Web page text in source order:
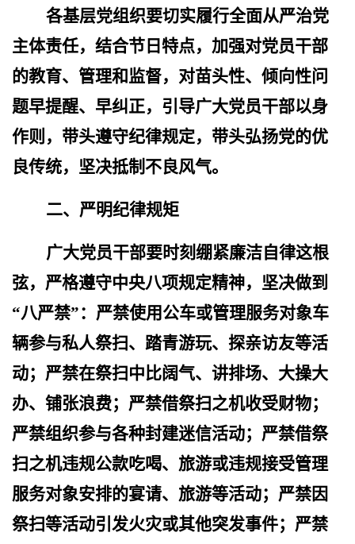
各基层党组织要切实履行全面从严治党
主体责任，结合节日特点，加强对党员干部
的教育、管理和监督，对苗头性、倾向性问
题早提醒、早纠正，引导广大党员干部以身
作则，带头遵守纪律规定，带头弘扬党的优
良传统，坚决抵制不良风气。
二、严明纪律规矩
广大党员干部要时刻绷紧廉洁自律这根
弦，严格遵守中央八项规定精神，坚决做到
“八严禁”：严禁使用公车或管理服务对象车
辆参与私人祭扫、踏青游玩、探亲访友等活
动；严禁在祭扫中比阔气、讲排场、大操大
办、铺张浪费；严禁借祭扫之机收受财物；
严禁组织参与各种封建迷信活动；严禁借祭
扫之机违规公款吃喝、旅游或违规接受管理
服务对象安排的宴请、旅游等活动；严禁因
祭扫等活动引发火灾或其他突发事件；严禁